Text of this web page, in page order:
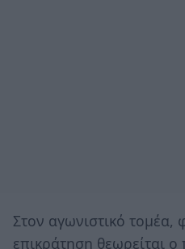
Στον αγωνιστικό τομέα,
επικράτηση θεωρείται ο